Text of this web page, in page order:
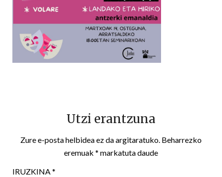
Utzi erantzuna
Zure e-posta helbidea ez da argitaratuko. Beharrezko
eremuak * markatuta daude
IRUZKINA*